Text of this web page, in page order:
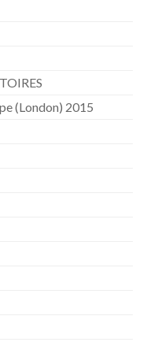
(London) 2015